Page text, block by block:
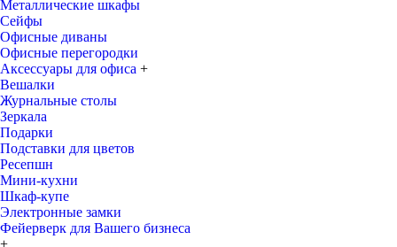
Металлические шкафы
Сейфы
Офисные диваны
Офисные перегородки
Аксессуары для офиса +
Вешалки
Журнальные столы
Зеркала
Подарки
Подставки для цветов
Ресепшн
Мини-кухни
Шкаф-купе
Электронные замки
Фейерверк для Вашего бизнеса
+